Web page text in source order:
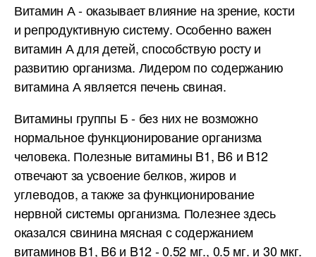
Витамин А - оказывает влияние на зрение, кости
и репродуктивную систему. Особенно важен
витамин А для детей, способствую росту и
развитию организма. Лидером по содержанию
витамина А является печень свиная.
Витамины группы Б - без них не возможно
нормальное функционирование организма
человека. Полезные витамины B1, B6 и B12
отвечают за усвоение белков, жиров и
углеводов, а также за функционирование
нервной системы организма. Полезнее здесь
оказался свинина мясная с содержанием
витаминов B1, B6 и B12 - 0.52 мг., 0.5 мг. и 30 мкг.